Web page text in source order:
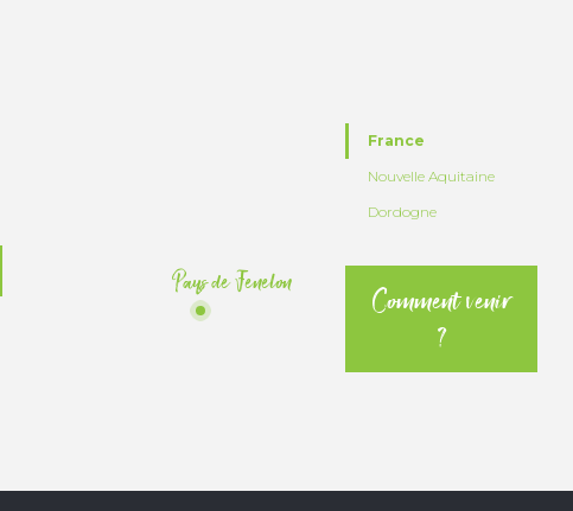
Pays de Fenelon
France
Nouvelle Aquitaine
Dordogne
Comment venir
?